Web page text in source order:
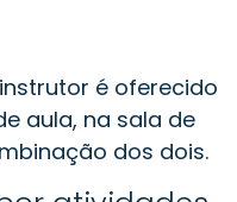
é oferecido
aula, na sala de
dos dois.